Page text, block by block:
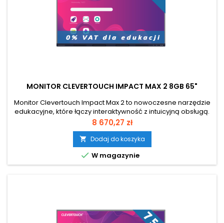
MONITOR CLEVERTOUCH IMPACT MAX 2 8GB 65"
Monitor Clevertouch Impact Max 2 to nowoczesne narzędzie
edukacyjne, które łączy interaktywność z intuicyjną obsługą.
Jest idealnym rozwiązaniem dla szkół i uczelni, które pragną
w pełni wykorzystać możliwości technologii w nauczaniu,
zarówno stacjonarnym, jak i hybrydowym. Dla edukacji zakup
z 0% VAT Przekątna ekranu 65 cali Android 13.0
Cena
8 670,27 zł
 Dodaj do koszyka
 W magazynie